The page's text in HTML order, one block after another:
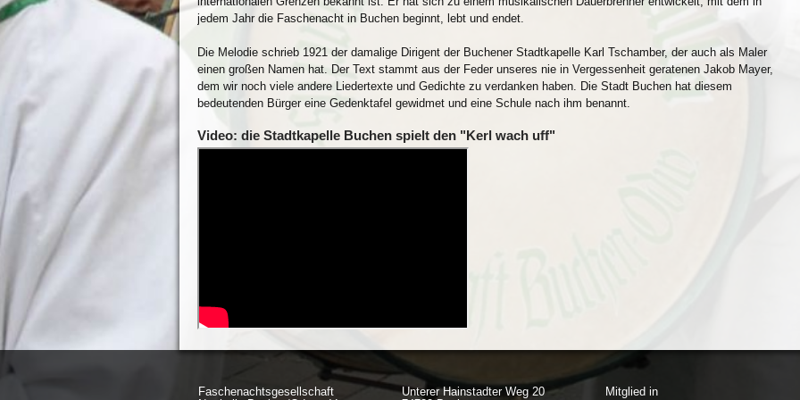
jedem Jahr die Faschenacht in Buchen beginnt, lebt und endet.
Die Melodie schrieb 1921 der damalige Dirigent der Buchener Stadtkapelle Karl Tschamber, der auch als Maler
einen großen Namen hat. Der Text stammt aus der Feder unseres nie in Vergessenheit geratenen Jakob Mayer,
dem wir noch viele andere Liedertexte und Gedichte zu verdanken haben. Die Stadt Buchen hat diesem
bedeutenden Bürger eine Gedenktafel gewidmet und eine Schule nach ihm benannt.
Video: die Stadtkapelle Buchen spielt den "Kerl wach uff"
Faschenachtsgesellschaft
Unterer Hainstadter Weg 20
Mitglied in